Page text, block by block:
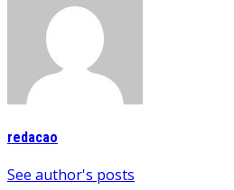
redacao
See author's posts